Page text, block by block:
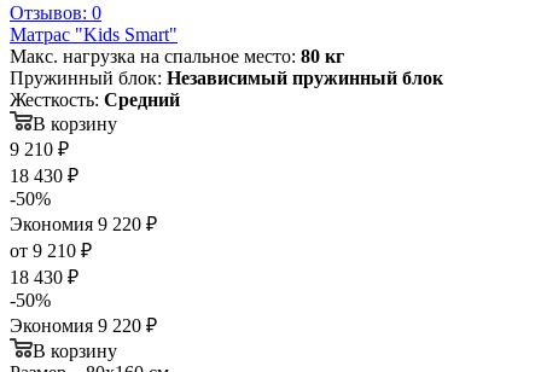
Отзывов: 0
Матрас "Kids Smart"
Макс. нагрузка на спальное место: 80 кг
Пружинный блок: Независимый пружинный блок
Жесткость: Средний
В корзину
9 210 ₽
18 430 ₽
-50%
Экономия 9 220 ₽
от 9 210 ₽
18 430 ₽
-50%
Экономия 9 220 ₽
В корзину